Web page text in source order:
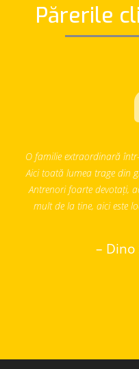
Părerile
O familie extraordinară
Aici toată lumea trage din
Antrenori foarte devotați,
mult de la tine, aici este
– Dino